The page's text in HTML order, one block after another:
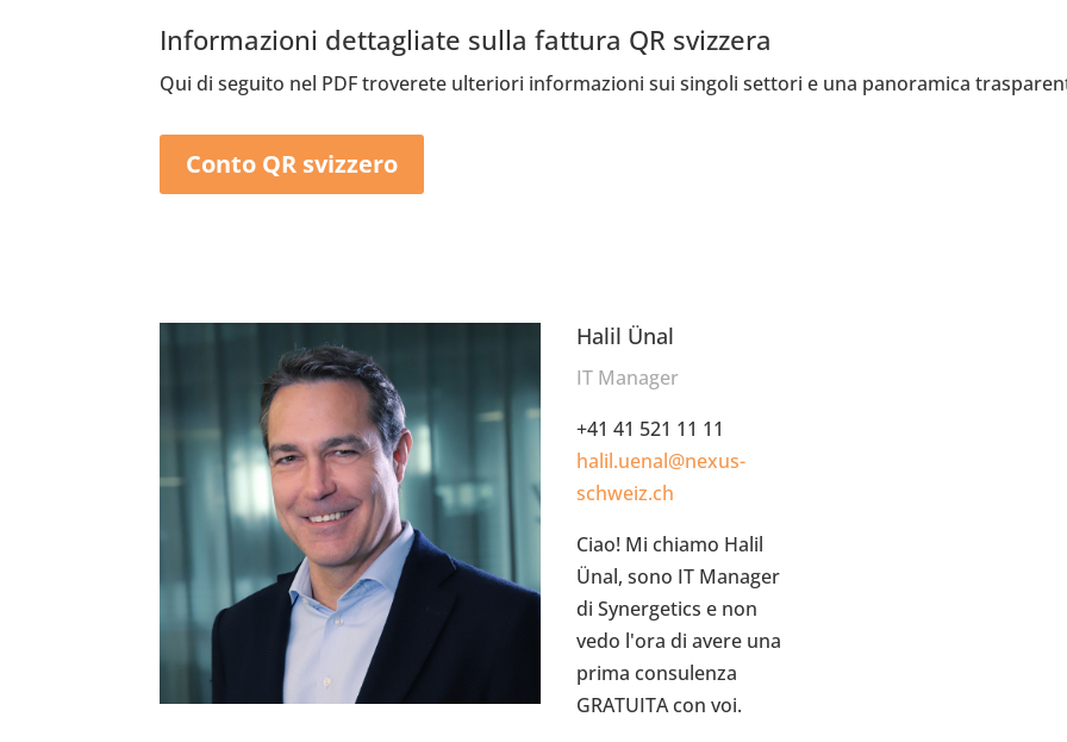
Informazioni dettagliate sulla fattura QR svizzera
Qui di seguito nel PDF troverete ulteriori informazioni sui singoli settori e una panoramica
Conto QR svizzero
Halil Ünal
IT Manager
+41 41 521 11 11
halil.uenal@nexus-
schweiz.ch
Ciao! Mi chiamo Halil
Ünal, sono IT Manager
di Synergetics e non
vedo l'ora di avere una
prima consulenza
GRATUITA con voi.